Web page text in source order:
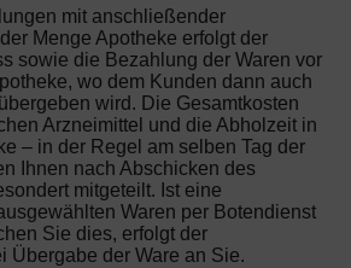
mit anschließender
Menge Apotheke erfolgt der
sowie die Bezahlung der Waren vor
wo dem Kunden dann auch
wird. Die Gesamtkosten
Arzneimittel und die Abholzeit in
– in der Regel am selben Tag der
Ihnen nach Abschicken des
mitgeteilt. Ist eine
Waren per Botendienst
Sie dies, erfolgt der
Übergabe der Ware an Sie.